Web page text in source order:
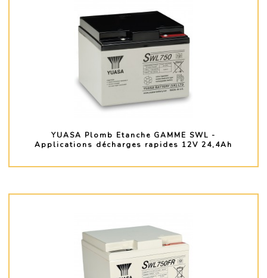
YUASA Plomb Etanche GAMME SWL -
Applications décharges rapides 12V 24,4Ah